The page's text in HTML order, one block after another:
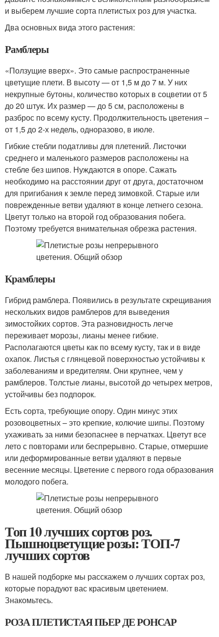
и выберем лучшие сорта плетистых роз для участка.
Два основных вида этого растения:
Рамблеры
«Ползущие вверх». Это самые распространенные
цветущие плети. В высоту — от 1,5 м до 7 м. У них
некрупные бутоны, количество которых в соцветии от 5
до 20 штук. Их размер — до 5 см, расположены в
разброс по всему кусту. Продолжительность цветения –
от 1,5 до 2-х недель, одноразово, в июле.
Гибкие стебли податливы для плетений. Листочки
среднего и маленького размеров расположены на
стебле без шипов. Нуждаются в опоре. Сажать
необходимо на расстоянии друг от друга, достаточном
для пригибания к земле перед зимовкой. Старые или
поврежденные ветви удаляют в конце летнего сезона.
Цветут только на второй год образования побега.
Поэтому требуется внимательная обрезка растения.
Крамблеры
Гибрид рамблера. Появились в результате скрещивания
нескольких видов рамблеров для выведения
зимостойких сортов. Эта разновидность легче
переживает морозы, лианы менее гибкие.
Располагаются цветы как по всему кусту, так и в виде
охапок. Листья с глянцевой поверхностью устойчивы к
заболеваниям и вредителям. Они крупнее, чем у
рамблеров. Толстые лианы, высотой до четырех метров,
устойчивы без подпорок.
Есть сорта, требующие опору. Один минус этих
розовоцветных – это крепкие, колючие шипы. Поэтому
ухаживать за ними безопаснее в перчатках. Цветут все
лето с повторами или беспрерывно. Старые, отмершие
или деформированные ветви удаляют в первые
весенние месяцы. Цветение с первого года образования
молодого побега.
Топ 10 лучших сортов роз.
Пышноцветущие розы: ТОП-7
лучших сортов
В нашей подборке мы расскажем о лучших сортах роз,
которые порадуют вас красивым цветением.
Знакомьтесь.
РОЗА ПЛЕТИСТАЯ ПЬЕР ДЕ РОНСАР